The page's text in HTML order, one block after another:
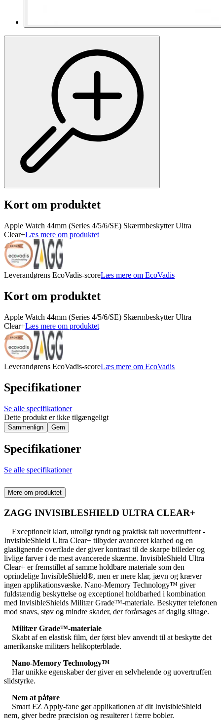
Kort om produktet
Apple Watch 44mm (Series 4/5/6/SE) Skærmbeskytter Ultra
Clear+Læs mere om produktet
Leverandørens EcoVadis-scoreLæs mere om EcoVadis
Kort om produktet
Apple Watch 44mm (Series 4/5/6/SE) Skærmbeskytter Ultra
Clear+Læs mere om produktet
Leverandørens EcoVadis-scoreLæs mere om EcoVadis
Specifikationer
Se alle specifikationer
Dette produkt er ikke tilgængeligt
Sammenlign Gem
Specifikationer
Se alle specifikationer
Mere om produktet
ZAGG INVISIBLESHIELD ULTRA CLEAR+
Exceptionelt klart, utroligt tyndt og praktisk talt uovertruffent -
InvisibleShield Ultra Clear+ tilbyder avanceret klarhed og en
glaslignende overflade der giver kontrast til de skarpe billeder og
livlige farver i de mest avancerede skærme. InvisibleShield Ultra
Clear+ er fremstillet af samme holdbare materiale som den
oprindelige InvisibleShield®, men er mere klar, jævn og kræver
ingen applikationsvæske. Nano-Memory Technology™ giver
fuldstændig beskyttelse og exceptionel holdbarhed i kombination
med InvisibleShields Militær Grade™-materiale. Beskytter telefonen
mod snavs, støv og mindre skader, der forårsages af daglig slitage.
Militær Grade™-materiale
Skabt af en elastisk film, der først blev anvendt til at beskytte det
amerikanske militærs helikopterblade.
Nano-Memory Technology™
Har unikke egenskaber der giver en selvhelende og uovertruffen
slidstyrke.
Nem at påføre
Smart EZ Apply-fane gør applikationen af dit InvisibleShield
nem, giver bedre præcision og resulterer i færre bobler.